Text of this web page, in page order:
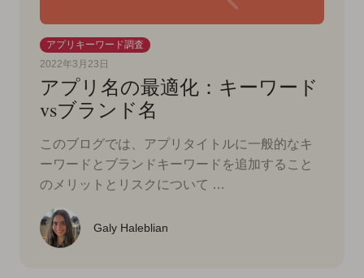
アプリキーワード調査
2022年3月23日
アプリ名の最適化：キーワード
vsブランド名
このブログでは、アプリタイトルに一般的なキ
ーワードとブランドキーワードを追加すること
のメリットとリスクについて …
Galy Haleblian